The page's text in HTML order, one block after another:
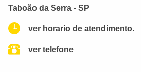
Taboão da Serra - SP
ver horario de atendimento.
ver telefone